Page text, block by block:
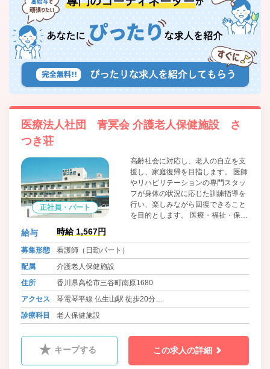
医療法人社団 青冥会 介護老人保健施設 さ
つき荘
正社員・パート
高齢社会に対応し、老人の自立を支
援し、家庭復帰を目指します。 医師
やリハビリテーションの専門スタッ
フが身体の状況に応じた訓練指導を
行い、楽しみながら回復できること
を目的とします。 医療・福祉・保健
給与 時給 1,567円
募集形態
看護師（日勤パート）
配属
介護老人保健施設
住所
香川県高松市三谷町南原1680
アクセス
琴電琴平線 仏生山駅 徒歩20分
バス ことでんバス 塩江線 仏生山駅西口 徒歩24分
診療科目 老人保健施設
キープする この求人の詳細